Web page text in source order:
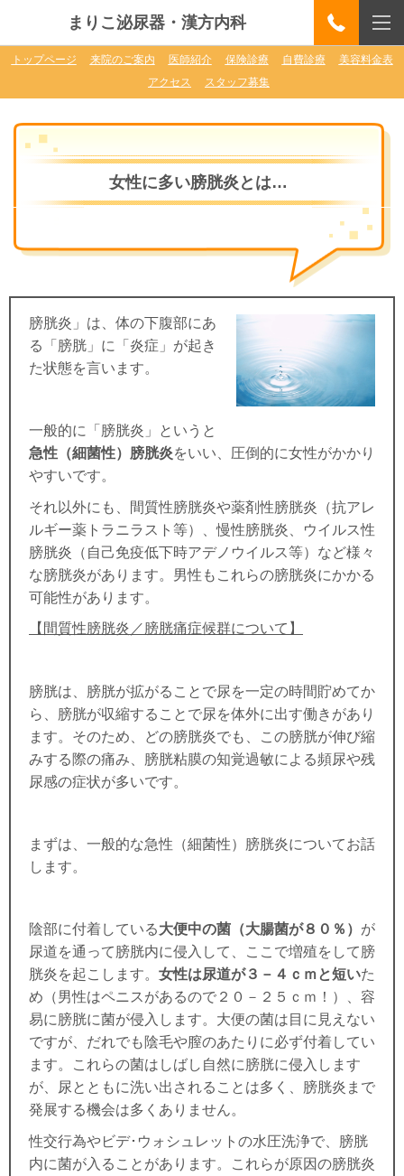
まりこ泌尿器・漢方内科
トップページ 来院のご案内 医師紹介 保険診療 自費診療
美容料金表
アクセス
スタッフ募集
女性に多い膀胱炎とは…
膀胱炎」は、体の下腹部にあ
る「膀胱」に「炎症」が起き
た状態を言います。
一般的に「膀胱炎」というと
急性（細菌性）膀胱炎をいい、圧倒的に女性がかかり
やすいです。
それ以外にも、間質性膀胱炎や薬剤性膀胱炎（抗アレ
ルギー薬トラニラスト等）、慢性膀胱炎、ウイルス性
膀胱炎（自己免疫低下時アデノウイルス等）など様々
な膀胱炎があります。男性もこれらの膀胱炎にかかる
可能性があります。
【間質性膀胱炎／膀胱痛症候群について】
膀胱は、膀胱が拡がることで尿を一定の時間貯めてか
ら、膀胱が収縮することで尿を体外に出す働きがあり
ます。そのため、どの膀胱炎でも、この膀胱が伸び縮
みする際の痛み、膀胱粘膜の知覚過敏による頻尿や残
尿感の症状が多いです。
まずは、一般的な急性（細菌性）膀胱炎についてお話
します。
陰部に付着している大便中の菌（大腸菌が８０％） が
尿道を通って膀胱内に侵入して、ここで増殖をして膀
胱炎を起こします。 女性は尿道が３－４ｃｍと短いた
め（男性はペニスがあるので２０－２５ｃｍ！）、容
易に膀胱に菌が侵入します。大便の菌は目に見えない
ですが、だれでも陰毛や膣のあたりに必ず付着してい
ます。これらの菌はしばし自然に膀胱に侵入します
が、尿とともに洗い出されることは多く、膀胱炎まで
発展する機会は多くありません。
性交行為やビデ･ウォシュレットの水圧洗浄で、膀胱
内に菌が入ることがあります。これらが原因の膀胱炎